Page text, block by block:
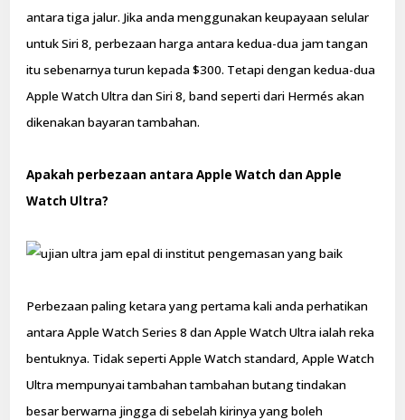
antara tiga jalur. Jika anda menggunakan keupayaan selular
untuk Siri 8, perbezaan harga antara kedua-dua jam tangan
itu sebenarnya turun kepada $300. Tetapi dengan kedua-dua
Apple Watch Ultra dan Siri 8, band seperti dari Hermés akan
dikenakan bayaran tambahan.
Apakah perbezaan antara Apple Watch dan Apple
Watch Ultra?
Perbezaan paling ketara yang pertama kali anda perhatikan
antara Apple Watch Series 8 dan Apple Watch Ultra ialah reka
bentuknya. Tidak seperti Apple Watch standard, Apple Watch
Ultra mempunyai tambahan tambahan butang tindakan
besar berwarna jingga di sebelah kirinya yang boleh